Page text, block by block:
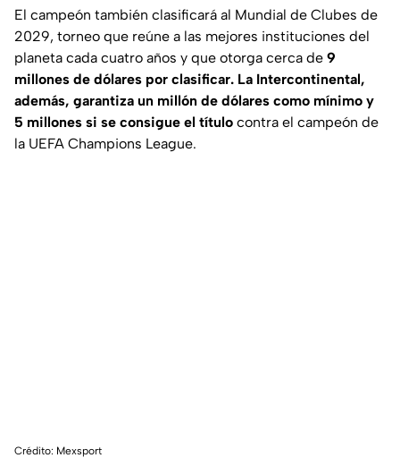
El campeón también clasificará al Mundial de Clubes de
2029, torneo que reúne a las mejores instituciones del
planeta cada cuatro años y que otorga cerca de 9
millones de dólares por clasificar. La Intercontinental,
además, garantiza un millón de dólares como mínimo y
5 millones si se consigue el título contra el campeón de
la UEFA Champions League.
Crédito: Mexsport